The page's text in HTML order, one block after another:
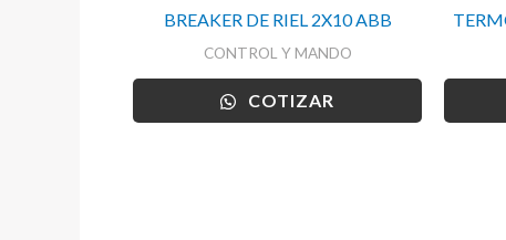
BREAKER DE RIEL 2X10 ABB
CONTROL Y MANDO
COTIZAR